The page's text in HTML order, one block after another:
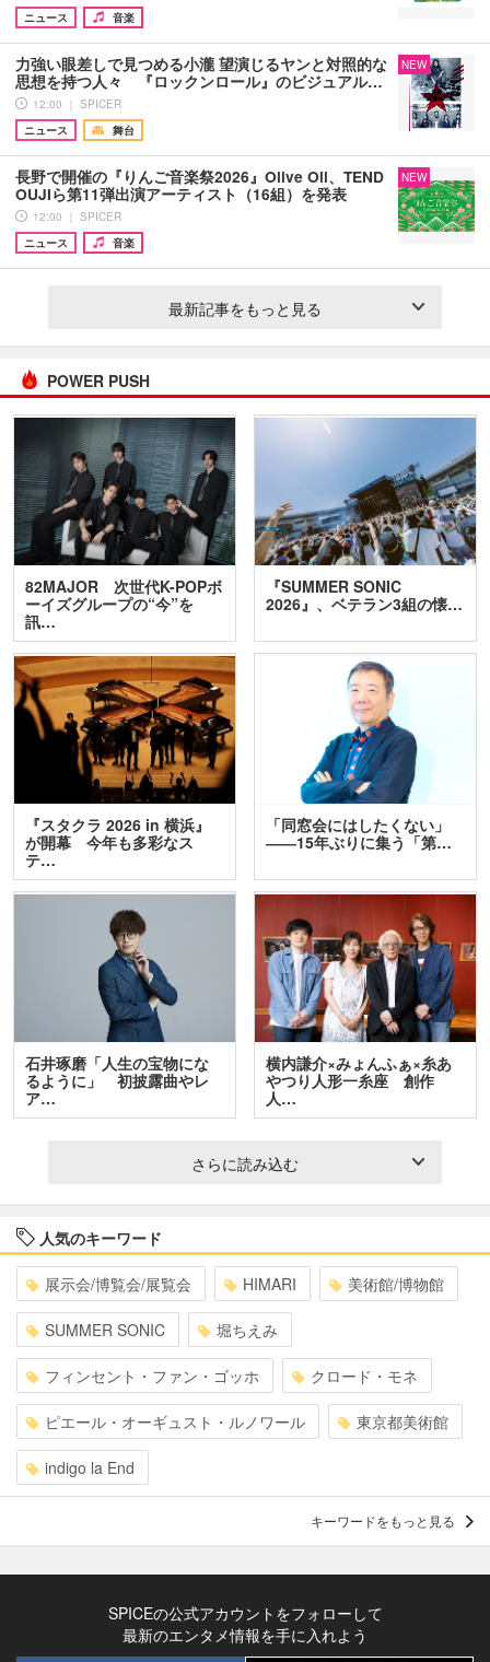
ニュース
音楽
力強い眼差しで見つめる小瀧 望演じるヤンと対照的な
思想を持つ人々 『ロックンロール』のビジュアル…
12:00 ｜ SPICER
ニュース
舞台
NEW
長野で開催の『りんご音楽祭2026』Olive Oil、TEND
OUJIら第11弾出演アーティスト（16組）を発表
12:00 ｜ SPICER
ニュース
音楽
NEW
最新記事をもっと見る
POWER PUSH
82MAJOR 次世代K-POPボ
ーイズグループの“今”を
訊…
『SUMMER SONIC
2026』、ベテラン3組の懐…
『スタクラ 2026 in 横浜』
が開幕 今年も多彩なス
テ…
「同窓会にはしたくない」
――15年ぶりに集う「第…
石井琢磨「人生の宝物にな
るように」 初披露曲やレ
ア…
横内謙介×みょんふぁ×糸あ
やつり人形一糸座 創作
人…
さらに読み込む
人気のキーワード
展示会/博覧会/展覧会 HIMARI 美術館/博物館
SUMMER SONIC 堀ちえみ
フィンセント・ファン・ゴッホ クロード・モネ
ピエール・オーギュスト・ルノワール 東京都美術館
indigo la End
キーワードをもっと見る
SPICEの公式アカウントをフォローして
最新のエンタメ情報を手に入れよう